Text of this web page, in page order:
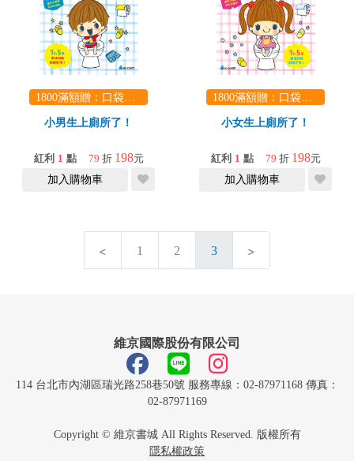
1800滿額贈：口袋玩具一份（隨機出貨） (summer read)
小男生上廁所了！
紅利 1 點 79 折 198元
加入購物車
1800滿額贈：口袋玩具一份（隨機出貨） (summer read)
小女生上廁所了！
紅利 1 點 79 折 198元
加入購物車
1 2 3
維京國際股份有限公司
114 台北市內湖區瑞光路258巷50號 服務專線：02-87971168 傳真：
02-87971169
Copyright © 維京書城 All Rights Reserved. 版權所有
隱私權政策